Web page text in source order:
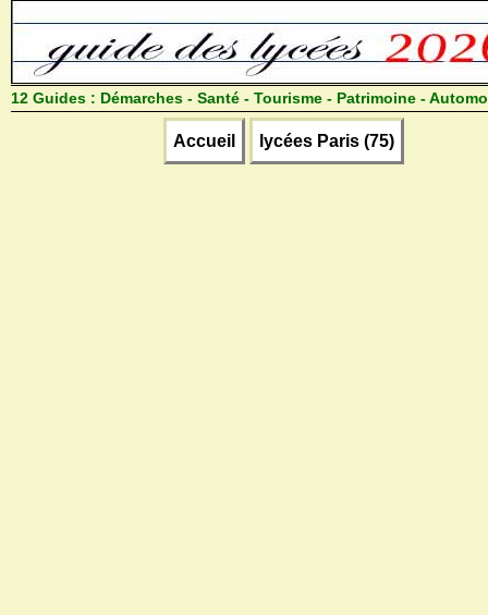
12 Guides : Démarches - Santé - Tourisme - Patrimoine -
Accueil lycées Paris (75)